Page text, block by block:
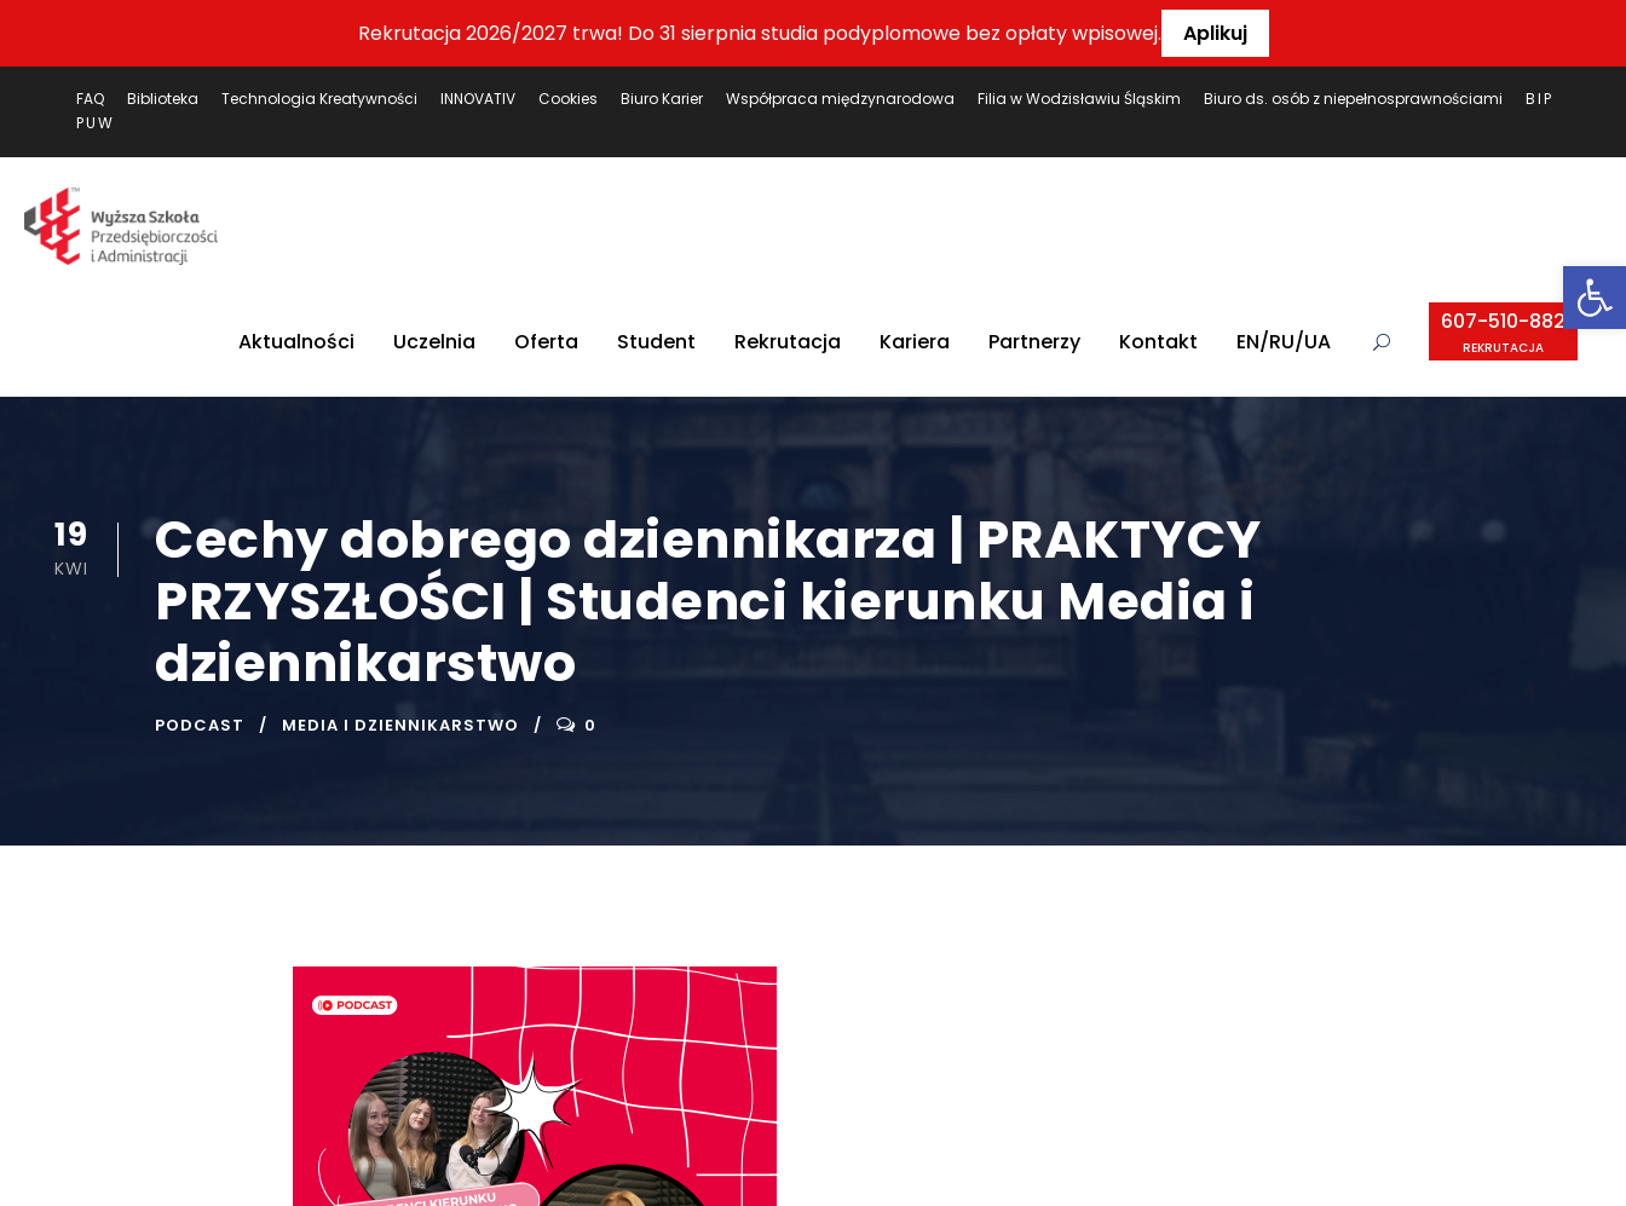
Rekrutacja 2026/2027 trwa! Do 31 sierpnia studia podyplomowe bez opłaty wpisowej. Aplikuj
FAQ Biblioteka Technologia Kreatywności INNOVATIV Cookies Biuro Karier Współpraca międzynarodowa Filia w Wodzisławiu Śląskim Biuro ds. osób z niepełnosprawnościami
BIP
PUW
Aktualności Uczelnia Oferta Student Rekrutacja Kariera Partnerzy Kontakt EN/RU/UA
607-510-882
REKRUTACJA
19
KWI
Cechy dobrego dziennikarza | PRAKTYCY
PRZYSZŁOŚCI | Studenci kierunku Media i
dziennikarstwo
PODCAST MEDIA I DZIENNIKARSTWO 0